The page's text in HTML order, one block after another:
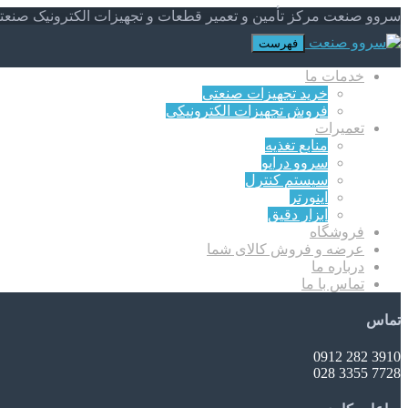
سروو صنعت مرکز تأمین و تعمیر قطعات و تجهیزات الکترونیک
فهرست
خدمات ما
خرید تجهیزات صنعتی
فروش تجهیزات الکترونیکی
تعمیرات
منابع تغذیه
سروو درایو
سیستم کنترل
اینورتر
ابزار دقیق
فروشگاه
عرضه و فروش کالای شما
درباره ما
تماس با ما
تماس
3910 282 0912
7728 3355 028